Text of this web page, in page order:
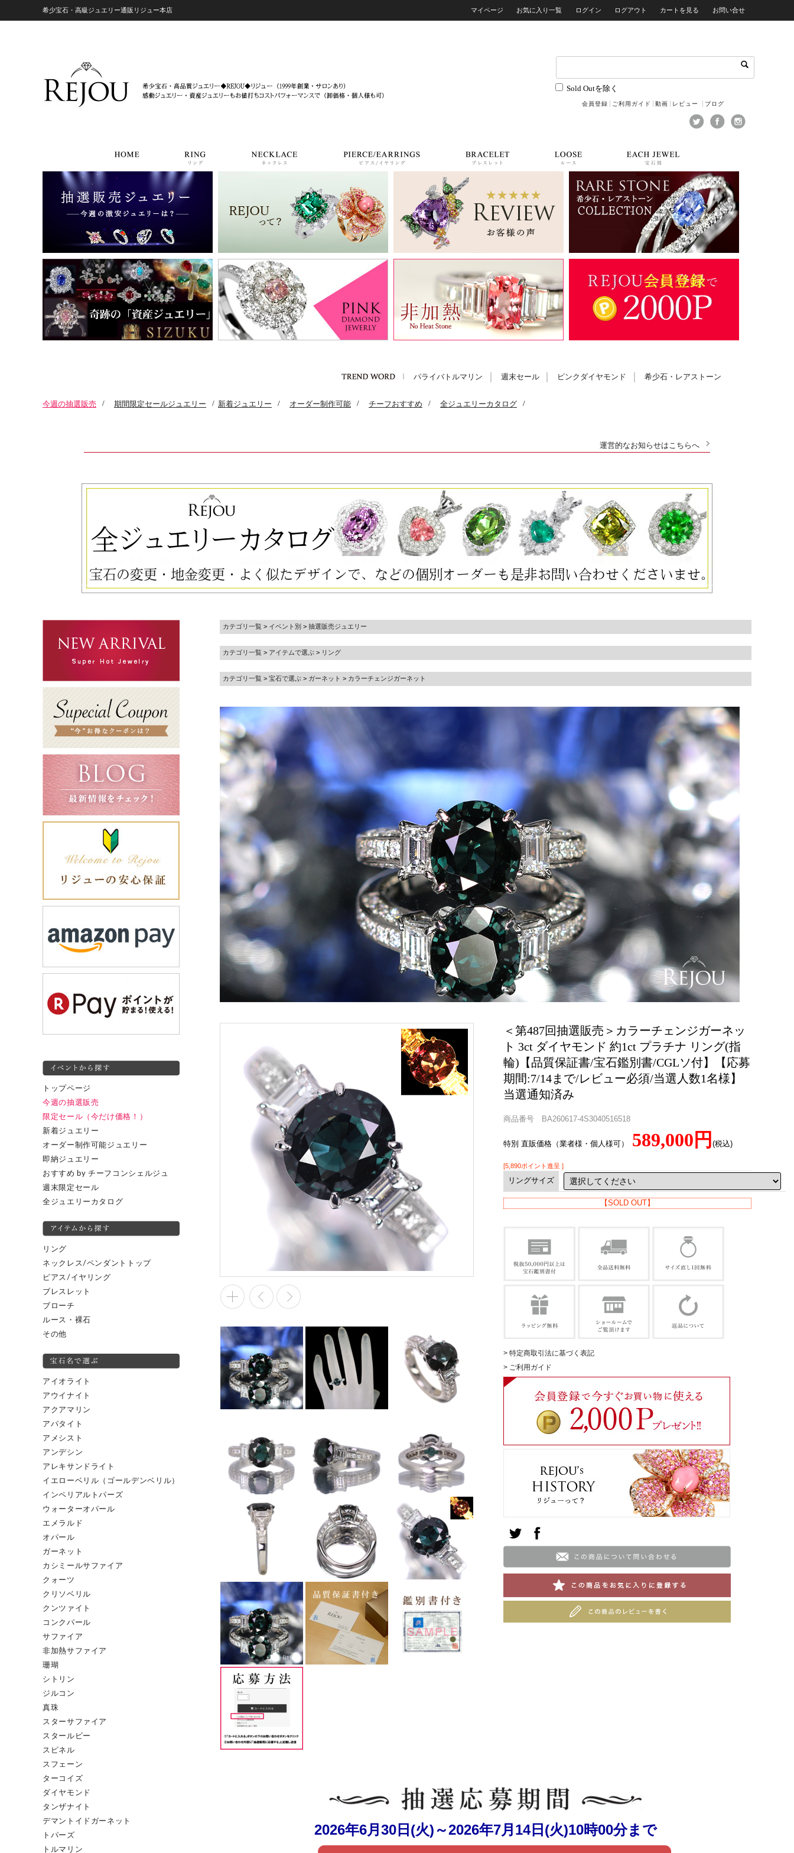
希少宝石・高級ジュエリー通販リジュー本店 マイページ お気に入り一覧 ログイン ログアウト カートを見る お問い合せ
Sold Outを除く
会員登録 ご利用ガイド 動画 レビュー ブログ
パライバトルマリン 週末セール ピンクダイヤモンド 希少石・レアストーン
今週の抽選販売 / 期間限定セールジュエリー / 新着ジュエリー / オーダー制作可能 / チーフおすすめ / 全ジュエリーカタログ /
運営的なお知らせはこちらへ
トップページ
今週の抽選販売
限定セール（今だけ価格！）
新着ジュエリー
オーダー制作可能ジュエリー
即納ジュエリー
おすすめ by チーフコンシェルジュ
週末限定セール
全ジュエリーカタログ
リング
ネックレス/ペンダントトップ
ピアス/イヤリング
ブレスレット
ブローチ
ルース・裸石
その他
アイオライト
アウイナイト
アクアマリン
アパタイト
アメシスト
アンデシン
アレキサンドライト
イエローベリル（ゴールデンベリル）
インペリアルトパーズ
ウォーターオパール
エメラルド
オパール
ガーネット
カシミールサファイア
クォーツ
クリソベリル
クンツァイト
コンクパール
サファイア
非加熱サファイア
珊瑚
シトリン
ジルコン
真珠
スターサファイア
スタールビー
スピネル
スフェーン
ターコイズ
ダイヤモンド
タンザナイト
デマントイドガーネット
トパーズ
トルマリン
カテゴリ一覧 > イベント別 > 抽選販売ジュエリー
カテゴリ一覧 > アイテムで選ぶ > リング
カテゴリ一覧 > 宝石で選ぶ > ガーネット > カラーチェンジガーネット
＜第487回抽選販売＞カラーチェンジガーネッ
ト 3ct ダイヤモンド 約1ct プラチナ リング(指
輪)【品質保証書/宝石鑑別書/CGLソ付】【応募
期間:7/14まで/レビュー必須/当選人数1名様】
当選通知済み
商品番号 BA260617-4S3040516518
特別 直販価格（業者様・個人様可） 589,000円(税込)
[5,890ポイント進呈 ]
リングサイズ
【SOLD OUT】
> 特定商取引法に基づく表記
> ご利用ガイド
2026年6月30日(火)～2026年7月14日(火)10時00分まで